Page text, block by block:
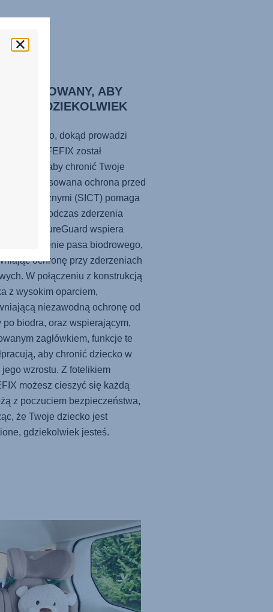
ABY
GDZIEKOLWIEK
na to, dokąd prowadzi
SAFEFIX został
aby chronić Twoje
Zaawansowana ochrona przed
bocznymi (SICT) pomaga
siły podczas zderzenia
a SecureGuard wspiera
ułożenie pasa biodrowego,
ochronę przy zderzeniach
W połączeniu z konstrukcją
z wysokim oparciem,
niezawodną ochronę od
po biodra, oraz wspierającym,
zagłówkiem, funkcje te
aby chronić dziecko w
jego wzrostu. Z fotelikiem
możesz cieszyć się każdą
z poczuciem bezpieczeństwa,
że Twoje dziecko jest
gdziekolwiek jesteś.